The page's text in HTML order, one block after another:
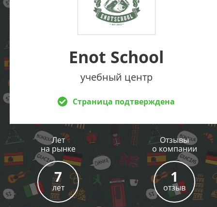
Enot School
учебный центр
Страница подтверждена
Лет
на рынке
7
лет
Отзывы
о компании
1
отзыв